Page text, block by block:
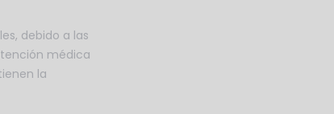
debido a las
médica
la